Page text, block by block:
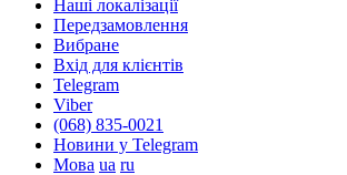
Наші локалізації
Передзамовлення
Вибране
Вхід для клієнтів
Telegram
Viber
(068) 835-0021
Новини у Telegram
Мова ua ru